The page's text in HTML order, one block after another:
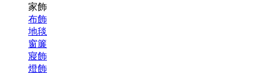
家飾
布飾
地毯
窗簾
寢飾
燈飾